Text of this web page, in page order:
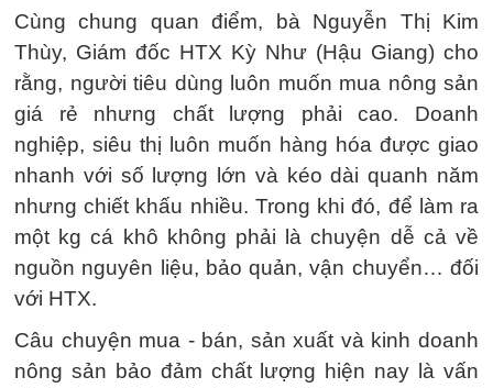
Cùng chung quan điểm, bà Nguyễn Thị Kim
Thùy, Giám đốc HTX Kỳ Như (Hậu Giang) cho
rằng, người tiêu dùng luôn muốn mua nông sản
giá rẻ nhưng chất lượng phải cao. Doanh
nghiệp, siêu thị luôn muốn hàng hóa được giao
nhanh với số lượng lớn và kéo dài quanh năm
nhưng chiết khấu nhiều. Trong khi đó, để làm ra
một kg cá khô không phải là chuyện dễ cả về
nguồn nguyên liệu, bảo quản, vận chuyển… đối
với HTX.
Câu chuyện mua - bán, sản xuất và kinh doanh
nông sản bảo đảm chất lượng hiện nay là vấn